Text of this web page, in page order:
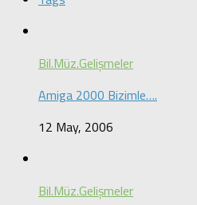
Bil.Müz.Gelişmeler
Amiga 2000 Bizimle….
12 May, 2006
Bil.Müz.Gelişmeler